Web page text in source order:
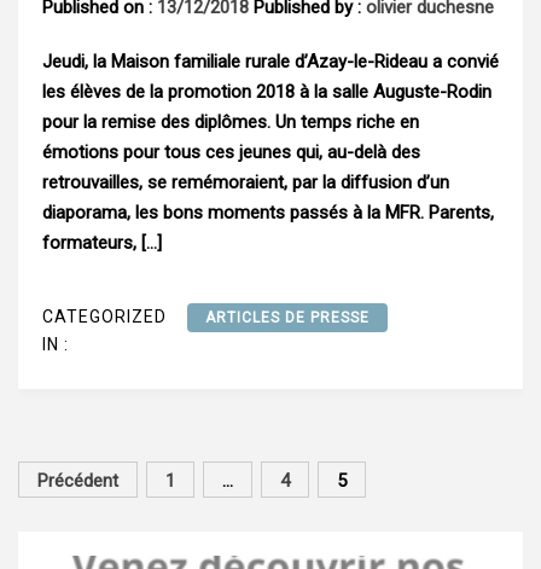
Published on : 13/12/2018 Published by : olivier duchesne
Jeudi, la Maison familiale rurale d’Azay-le-Rideau a convié
les élèves de la promotion 2018 à la salle Auguste-Rodin
pour la remise des diplômes. Un temps riche en
émotions pour tous ces jeunes qui, au-delà des
retrouvailles, se remémoraient, par la diffusion d’un
diaporama, les bons moments passés à la MFR. Parents,
formateurs, […]
CATEGORIZED
IN :
ARTICLES DE PRESSE
Navigation
Précédent 1 … 4 5